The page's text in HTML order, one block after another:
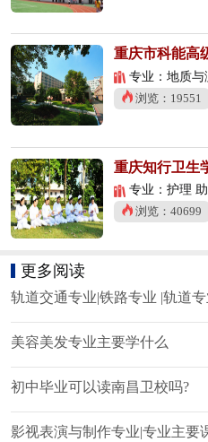
重庆市科能高
专业：地质与测量 机
浏览：19551
重庆知行卫生
专业：护理
浏览：40699
更多阅读
轨道交通专业|铁路专业 |轨道
美容美发专业主要学什么
初中毕业可以读南昌卫校吗?
影视表演与制作专业|专业主要